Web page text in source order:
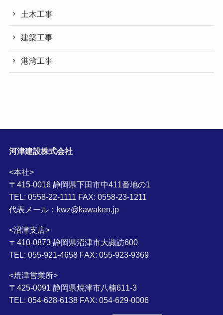
土木工事
建築工事
港湾工事
河津建設株式会社
<本社>
〒415-0016 静岡県下田市中411番地の1
TEL: 0558-22-1111 FAX: 0558-23-1211
代表メール：kwz@kawaken.jp
<沼津支店>
〒410-0873 静岡県沼津市大諏訪600
TEL: 055-921-4658 FAX: 055-923-9369
<焼津営業所>
〒425-0091 静岡県焼津市八楠611-3
TEL: 054-628-6138 FAX: 054-629-0006